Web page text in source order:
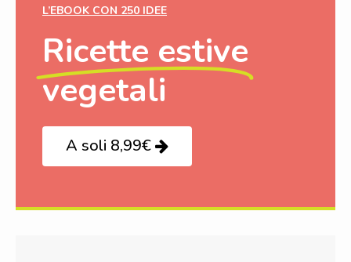
L’EBOOK CON 250 IDEE
Ricette estive
vegetali
A soli 8,99€